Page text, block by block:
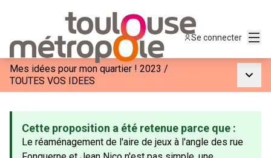
Se connecter
Mes idées pour mon quartier ! 2023 /
TOUTES VOS IDEES
Cette proposition a été retenue parce que :
Le réaménagement de l'aire de jeux à l'angle des rue